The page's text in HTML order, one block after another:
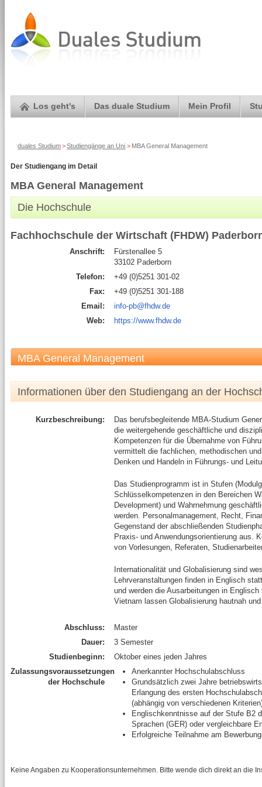
Los geht's Das duale Studium Mein Profil
duales Studium> Studiengänge an Uni > MBA General Management
Der Studiengang im Detail
MBA General Management
Die Hochschule
Fachhochschule der Wirtschaft (FHDW)
Anschrift:
Fürstenallee 5
33102 Paderborn
Telefon:
+49 (0)5251 301-02
Fax:
+49 (0)5251 301-188
Email:
info-pb@fhdw.de
Web:
https://www.fhdw.de
MBA General Management
Informationen über den Studiengang an der
Kurzbeschreibung:
Das berufsbegleitende MBA-Studium
die weitergehende geschäftliche und
Kompetenzen für die Übernahme von
vermittelt die fachlichen, methodischen
Denken und Handeln in Führungs- und
Das Studienprogramm ist in Stufen
Schlüsselkompetenzen in den Bereichen
Development) und Wahrnehmung
werden. Personalmanagement, Recht,
Gegenstand der abschließenden
Praxis- und Anwendungsorientierung aus.
von Vorlesungen, Referaten,
Internationalität und Globalisierung sind
Lehrveranstaltungen finden in Englisch
und werden die Ausarbeitungen in
Vietnam lassen Globalisierung hautnah
Abschluss:
Master
Dauer:
3 Semester
Studienbeginn:
Oktober eines jeden Jahres
Zulassungsvoraussetzungen
der Hochschule
Anerkannter Hochschulabschluss
Grundsätzlich zwei Jahre
Erlangung des ersten
(abhängig von verschiedenen
Englischkenntnisse auf der Stufe B2
Sprachen (GER) oder vergleichbare
Erfolgreiche Teilnahme am
Keine Angaben zu Kooperationsunternehmen. Bitte wende dich direkt an die